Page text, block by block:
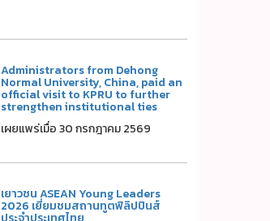
Administrators from Dehong
Normal University, China, paid an
official visit to KPRU to further
strengthen institutional ties
เผยแพร่เมื่อ 30 กรกฎาคม 2569
เยาวชน ASEAN Young Leaders
2026 เยี่ยมชมสถานทูตฟิลิปปินส์